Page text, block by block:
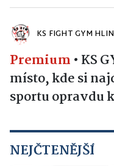
KS FIGHT GYM
Premium • KS
místo, kde si
sportu opravdu
NEJČTENĚJŠÍ